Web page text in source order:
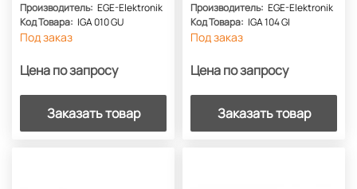
Производитель: EGE-Elektronik
Код Товара: IGA 010 GU
Под заказ
Цена по запросу
Заказать товар
Производитель: EGE-Elektronik
Код Товара: IGA 104 GI
Под заказ
Цена по запросу
Заказать товар